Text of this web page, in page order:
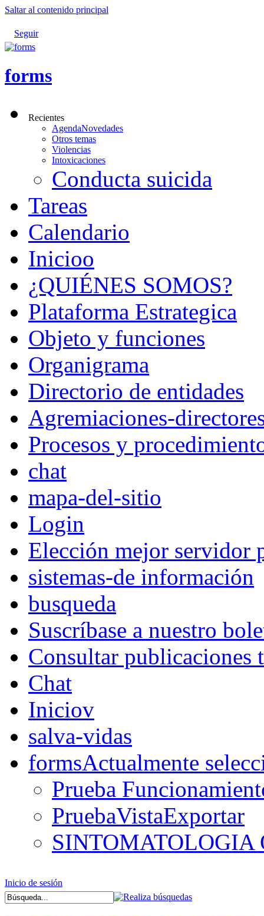
Saltar al contenido principal
Seguir
forms
Recientes
AgendaNovedades
Otros temas
Violencias
Intoxicaciones
Conducta suicida
Tareas
Calendario
Inicioo
¿QUIÉNES SOMOS?
Plataforma Estrategica
Objeto y funciones
Organigrama
Directorio de entidades
Agremiaciones-
Procesos y
chat
mapa-del-sitio
Login
Elección mejor servidor
sistemas-de información
busqueda
Suscríbase a nuestro
Consultar publicaciones
Chat
Iniciov
salva-vidas
formsActualmente
Prueba
PruebaVistaExportar
SINTOMATOLOGIA
Inicio de sesión